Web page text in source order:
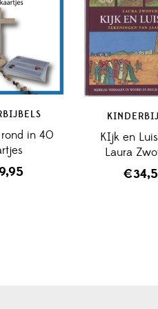
in 40
KIjk en
Laura
€